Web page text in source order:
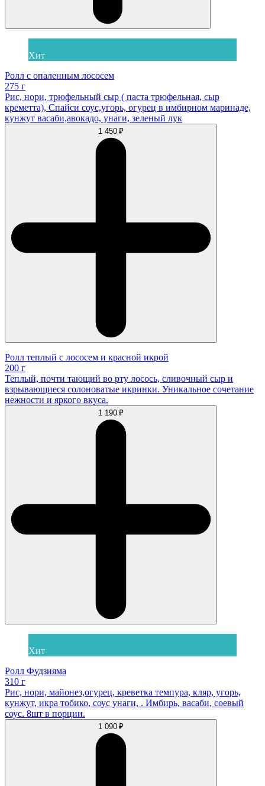
Хит
Ролл с опаленным лососем
275 г
Рис, нори, трюфельный сыр ( паста трюфельная, сыр
креметта), Спайси соус,угорь, огурец в имбирном маринаде,
кунжут васаби,авокадо, унаги, зеленый лук
1 450 ₽
Ролл теплый с лососем и красной икрой
200 г
Теплый, почти тающий во рту лосось, сливочный сыр и
взрывающиеся солоноватые икринки. Уникальное сочетание
нежности и яркого вкуса.
1 190 ₽
Хит
Ролл Фудзияма
310 г
Рис, нори, майонез,огурец, креветка темпура, кляр, угорь,
кунжут, икра тобико, соус унаги, . Имбирь, васаби, соевый
соус. 8шт в порции.
1 090 ₽